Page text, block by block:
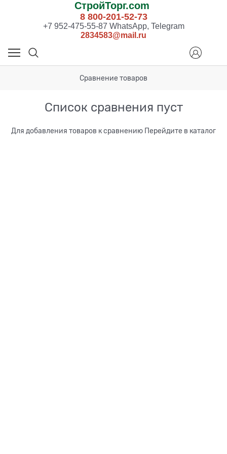
СтройТорг.com
8 800-201-52-73
+7 952-475-55-87 WhatsApp, Telegram
2834583@mail.ru
Сравнение товаров
Список сравнения пуст
Для добавления товаров к сравнению Перейдите в каталог